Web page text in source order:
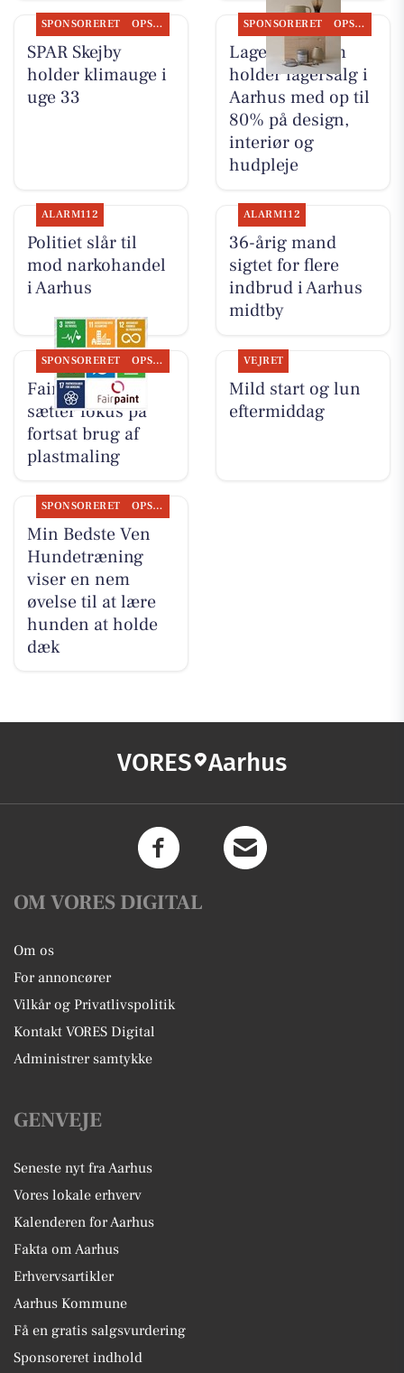
SPONSORERET OPSLAGSTAVLEN
SPAR Skejby
holder klimauge i
uge 33
SPONSORERET OPSLAGSTAVLEN
Lagersalg.com
holder lagersalg i
Aarhus med op til
80% på design,
interiør og
hudpleje
ALARM112
Politiet slår til
mod narkohandel
i Aarhus
ALARM112
36-årig mand
sigtet for flere
indbrud i Aarhus
midtby
SPONSORERET OPSLAGSTAVLEN
Fairpaint ApS
sætter fokus på
fortsat brug af
plastmaling
VEJRET
Mild start og lun
eftermiddag
SPONSORERET OPSLAGSTAVLEN
Min Bedste Ven
Hundetræning
viser en nem
øvelse til at lære
hunden at holde
dæk
VORES Aarhus
OM VORES DIGITAL
Om os
For annoncører
Vilkår og Privatlivspolitik
Kontakt VORES Digital
Administrer samtykke
GENVEJE
Seneste nyt fra Aarhus
Vores lokale erhverv
Kalenderen for Aarhus
Fakta om Aarhus
Erhvervsartikler
Aarhus Kommune
Få en gratis salgsvurdering
Sponsoreret indhold